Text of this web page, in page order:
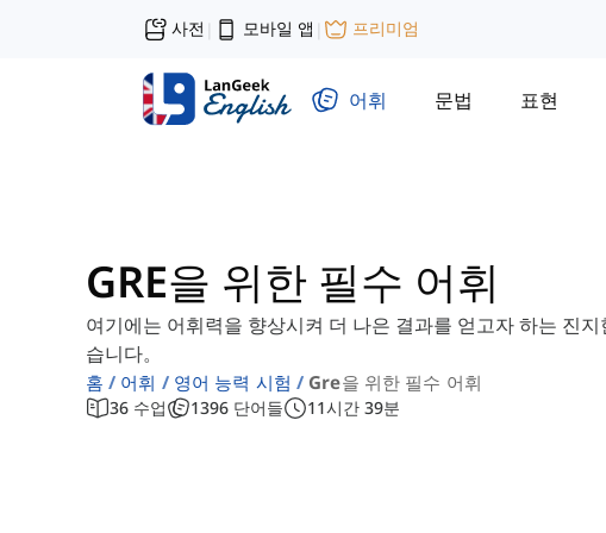
사전 | 모바일 앱 | 프리미엄
어휘 문법 표현
GRE을 위한 필수 어휘
여기에는 어휘력을 향상시켜 더 나은 결과를 얻고자 하는 진
습니다。
홈 어휘 영어 능력 시험 Gre을 위한 필수 어휘
36 수업 1396 단어들 11시간 39분